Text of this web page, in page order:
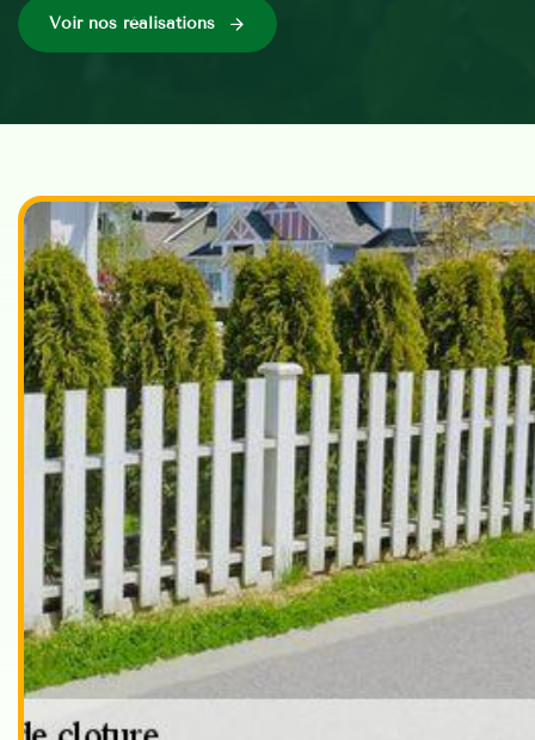
Voir nos réalisations